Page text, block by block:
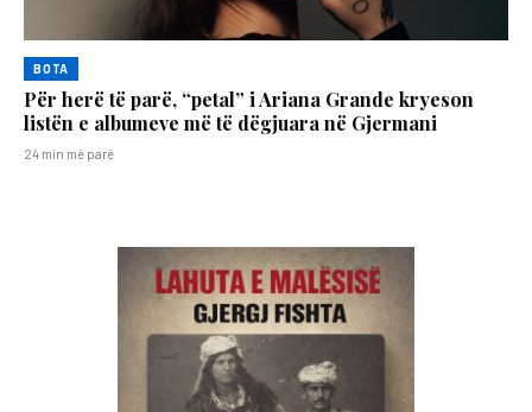
BOTA
Për herë të parë, “petal” i Ariana Grande kryeson
listën e albumeve më të dëgjuara në Gjermani
24 min më parë